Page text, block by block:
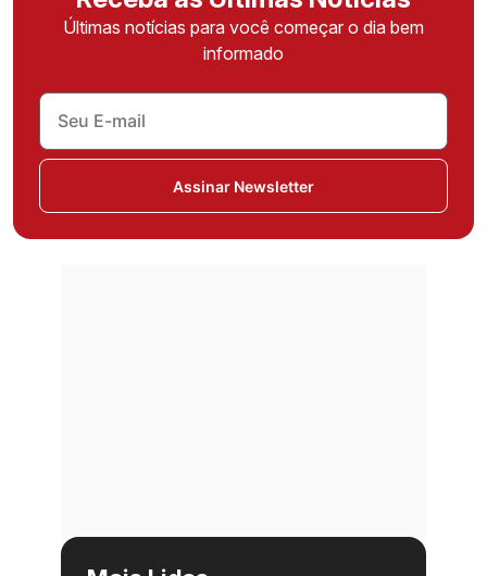
Últimas notícias para você começar o dia bem
informado
Assinar Newsletter